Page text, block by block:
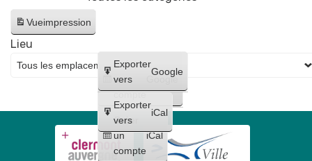
Piste
de
BMX
Vueimpression
Créer
un
compte
Google
Créer
un
compte
iCal
Exporter
vers
Google
Exporter
vers
iCal
Lieu